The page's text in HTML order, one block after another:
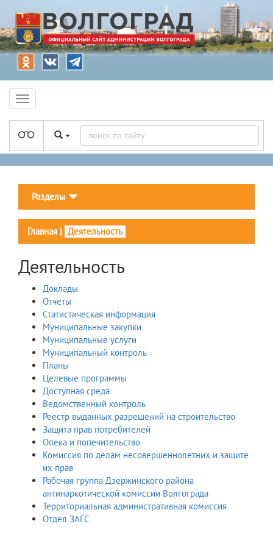
Разделы
Главная | Деятельность
Деятельность
Доклады
Отчеты
Статистическая информация
Муниципальные закупки
Муниципальные услуги
Муниципальный контроль
Планы
Целевые программы
Доступная среда
Ведомственный контроль
Реестр выданных разрешений на строительство
Защита прав потребителей
Опека и попечительство
Комиссия по делам несовершеннолетних и защите
их прав
Рабочая группа Дзержинского района
антинаркотической комиссии Волгограда
Территориальная административная комиссия
Отдел ЗАГС